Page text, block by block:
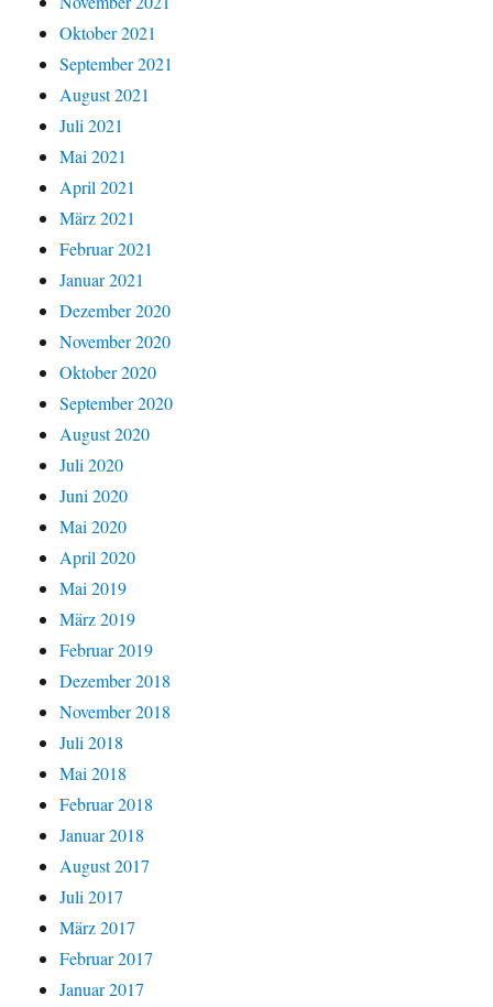
Oktober 2021
September 2021
August 2021
Juli 2021
Mai 2021
April 2021
März 2021
Februar 2021
Januar 2021
Dezember 2020
November 2020
Oktober 2020
September 2020
August 2020
Juli 2020
Juni 2020
Mai 2020
April 2020
Mai 2019
März 2019
Februar 2019
Dezember 2018
November 2018
Juli 2018
Mai 2018
Februar 2018
Januar 2018
August 2017
Juli 2017
März 2017
Februar 2017
Januar 2017